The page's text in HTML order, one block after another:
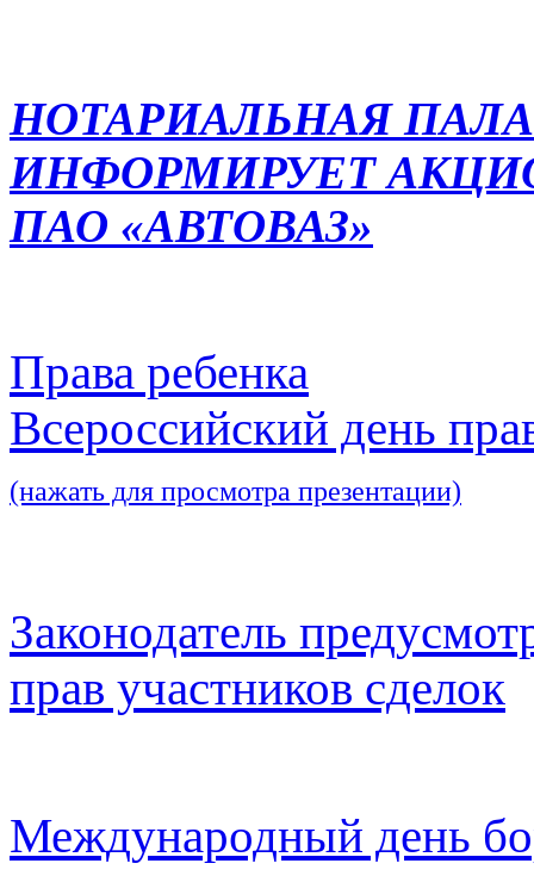
НОТАРИАЛЬНАЯ
ИНФОРМИРУЕТ
ПАО «АВТОВАЗ»
Права ребенка
Всероссийский день
(нажать для просмотра презентации)
Законодатель
прав участников сделок
Международный день